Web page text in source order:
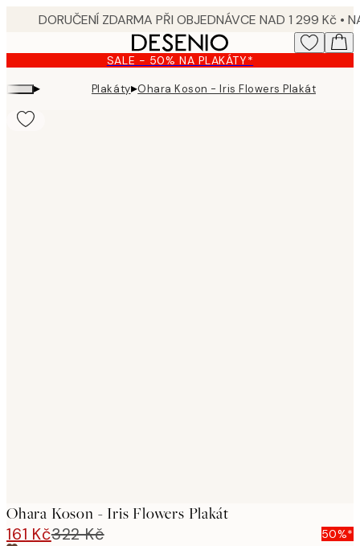
content.
SALE - 50% NA PLAKÁTY*
▸ Plakáty▸Ohara Koson - Iris Flowers Plakát
Ohara Koson - Iris Flowers Plakát
161 Kč322 Kč 50%*